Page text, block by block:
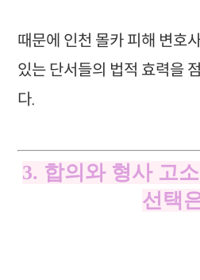
때문에 인천 몰카 피해 변호
있는 단서들의 법적 효력을
다.
3. 합의와 형사 고
선택